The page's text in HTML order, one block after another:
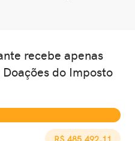
recebe apenas
do Imposto
R$ 485.492,11